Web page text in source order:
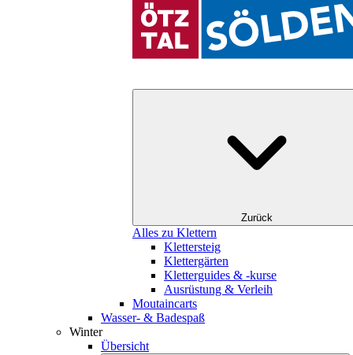
Zurück
Alles zu Klettern
Klettersteig
Klettergärten
Kletterguides & -kurse
Ausrüstung & Verleih
Moutaincarts
Wasser- & Badespaß
Winter
Übersicht